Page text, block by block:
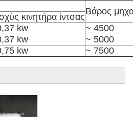
Βάρος
κινητήρα ίντσας
kw
~ 4500
kw
~ 5000
kw ~ 7500